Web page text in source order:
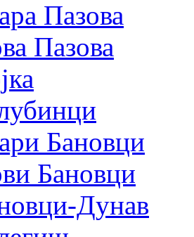
Пазова
Пазова
Бановци
Бановци
Дунав